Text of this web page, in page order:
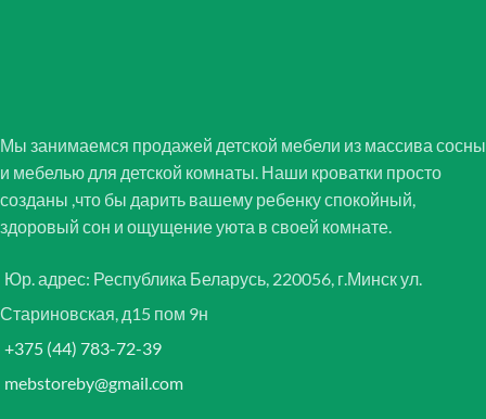
Мы занимаемся продажей детской мебели из массива сосны
и мебелью для детской комнаты. Наши кроватки просто
созданы ,что бы дарить вашему ребенку спокойный,
здоровый сон и ощущение уюта в своей комнате.
Юр. адрес: Республика Беларусь, 220056, г.Минск ул.
Стариновская, д15 пом 9н
+375 (44) 783-72-39
mebstoreby@gmail.com